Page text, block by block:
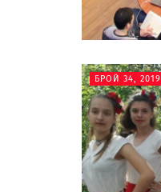
БРОЙ 34, 2019